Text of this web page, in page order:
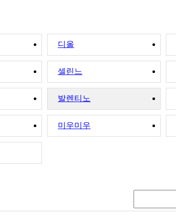
디올
셀린느
발렌티노
미우미우